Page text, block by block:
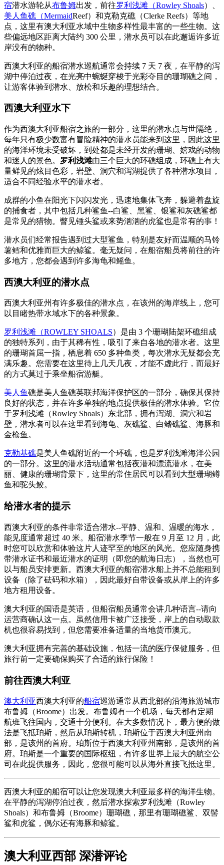
宿潜水游轮从布鲁姆出发，前往罗利浅滩（Rowley Shoals）、
美人鱼礁（MermaidReef）和克勒克礁（Clerke Reefs）等地
点，这里有澳大利亚水域中生物多样性最丰富的一些生物。这
些偏远地区距离大陆约 300 公里，潜水员可以在此邂逅许多近
岸没有的物种。
西澳大利亚的船宿潜水巡航通常会持续 7 天 7 夜，在平静的泻
湖中停泊过夜，在光亮中蜿蜒穿梭于光彩夺目的珊瑚礁之间，
让游客体验到潜水、放松和乐趣的理想结合。
西澳大利亚水下
作为西澳大利亚船宿之旅的一部分，这里的潜水点与世隔绝，
每年只有极少数富有冒险精神的潜水员能来到这里，因此这里
的海洋环境未受破坏，到处都是未经开发的珊瑚、嬉戏的动物
和迷人的景色。 罗利浅滩由三个巨大的环礁组成，环礁上有大
量鲜见的炫目色彩，岩壁、洞穴和泻湖提供了各种潜水项目，
适合不同经验水平的潜水者。
成群的小鱼在阳光下闪闪发光，迅速地集体飞奔，躲避着盘旋
的捕食者，其中包括几种鲨鱼--白鲨、黑鲨、银鲨和灰礁鲨都
是常见的猎物。瞥见锤头鲨或来势汹汹的虎鲨也是常有的事！
潜水员们经常报告遇到过大型鲨鱼，特别是友好而温顺的马铃
薯鳕和优雅而巨大的鲸鲨。毫无疑问，在船宿船员将前往的许
多地方，您都会遇到许多海龟和鳐鱼。
西澳大利亚的潜水点
西澳大利亚州有许多极佳的潜水点，在该州的海岸线上，您可
以目睹热带水域水下的各种景象。
罗利浅滩（ROWLEY SHOALS）是由 3 个珊瑚陆架环礁组成
的独特系列，由于其稀有性，吸引了来自各地的潜水者。这里
的珊瑚首屈一指，栖息着 650 多种鱼类，每次潜水无疑都会充
满乐趣。您需要在这里待上几天几夜，才能不虚此行，而最好
的方式莫过于乘坐船宿游艇。
美人鱼礁是美人鱼礁英联邦海洋保护区的一部分，确保其保持
良好的状态，并在许多单独的地点提供极佳的潜水体验。它位
于罗利浅滩（Rowley Shoals）东北部，拥有泻湖、洞穴和岩
壁，潜水者可以在这里看到海龟、灰礁鲨、白鳍礁鲨、海豚和
金枪鱼。
克勒基礁是美人鱼礁附近的一个环礁，也是罗利浅滩海洋公园
的一部分。这里的潜水活动通常包括夜潜和漂流潜水，在美
丽、健康的珊瑚背景下，这里的常住居民可以看到大型珊瑚鳟
鱼和驼头鲛。
给潜水者的提示
西澳大利亚的条件非常适合潜水--平静、温和、温暖的海水，
能见度通常超过 40 米。船宿潜水季节一般在 9 月至 12 月，此
时您可以欣赏和体验这片人迹罕至的地区的风光。您应随身携
带潜水证书和最近潜水的证明（即您的航海日志），当然也可
以与船员安排更新。西澳大利亚的船宿潜水船上并不总能租到
设备（除了砝码和水箱），因此最好自带设备或从岸上的许多
地方租用设备。
澳大利亚的国语是英语，但船宿船员通常会讲几种语言--请向
运营商确认这一点。虽然信用卡被广泛接受，岸上的自动取款
机也很容易找到，但您需要准备适量的当地货币澳元。
澳大利亚拥有完善的基础设施，包括一流的医疗保健服务，但
旅行前一定要确保购买了合适的旅行保险！
前往西澳大利亚
澳大利亚西澳大利亚的船宿巡游通常从西北部的沿海旅游城市
布鲁姆（Broome）出发。布鲁姆有一个机场，每天都有定期
航班飞往国内，交通十分便利。在大多数情况下，最方便的做
法是飞抵珀斯，然后从珀斯转机，珀斯位于西澳大利亚州南
部，是该州的首府。珀斯位于西澳大利亚州南部，是该州的首
府。珀斯是一个重要的国际枢纽，有许多世界上最大的航空公
司在此提供服务，因此，您很可能可以从海外直接飞抵这里。
西澳大利亚的船宿可以让您发现澳大利亚最多样的海洋生物。
在平静的泻湖停泊过夜，然后潜水探索罗利浅滩（Rowley
Shoals）和布鲁姆（Broome）珊瑚礁，那里有珊瑚礁鲨、双髻
鲨和虎鲨，偶尔还有海豚和鲸鲨。
澳大利亚西部 深潜评论